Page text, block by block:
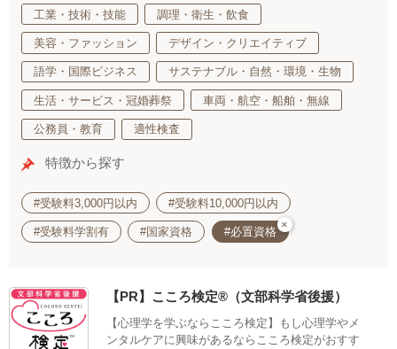
工業・技術・技能 調理・衛生・飲食
美容・ファッション デザイン・クリエイティブ
語学・国際ビジネス サステナブル・自然・環境・生物
生活・サービス・冠婚葬祭 車両・航空・船舶・無線
公務員・教育 適性検査
特徴から探す
#受験料3,000円以内 #受験料10,000円以内
#受験料学割有 #国家資格 #必置資格
×
【PR】こころ検定®（文部科学省後援）
【心理学を学ぶならこころ検定】もし心理学やメ
ンタルケアに興味があるならこころ検定がおすす